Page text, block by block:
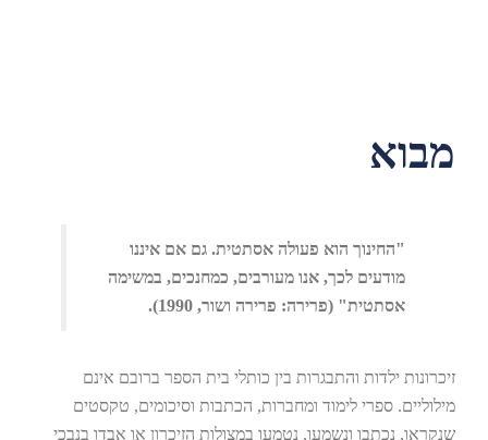
מבוא
"החינוך הוא פעולה אסתטית. גם אם איננו
מודעים לכך, אנו מעורבים, כמחנכים, במשימה
אסתטית" (פרירה: פרירה ושור, 1990).
זיכרונות ילדות והתבגרות בין כותלי בית הספר ברובם אינם
מילוליים. ספרי לימוד ומחברות, הכתבות וסיכומים, טקסטים
שנקראו, נכתבו ונשמעו, נטמעו במצולות הזיכרון או אבדו בנבכי